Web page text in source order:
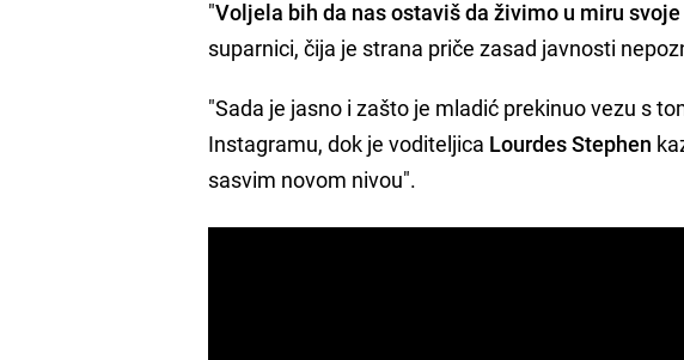
"Voljela bih da nas ostaviš da živimo u miru
suparnici, čija je strana priče zasad javnosti
"Sada je jasno i zašto je mladić prekinuo vezu s
Instagramu, dok je voditeljica Lourdes Stephen
sasvim novom nivou".